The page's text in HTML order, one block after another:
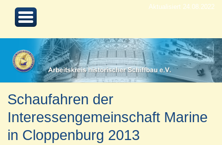
Aktualisiert 24.08.2022
Schaufahren der
Interessengemeinschaft Marine
in Cloppenburg 2013